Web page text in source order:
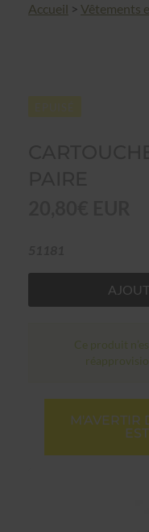
Accueil > Vêtements
Ce produit
M'AVERTIR